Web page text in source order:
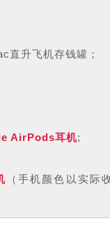
直升飞机存钱罐；
AirPods耳机;
（手机颜色以实际